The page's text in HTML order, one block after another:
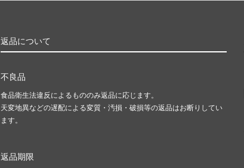
返品について
不良品
食品衛生法違反によるもののみ返品に応じます。
天変地異などの遅配による変質・汚損・破損等の返品はお断りしてい
ます。
返品期限